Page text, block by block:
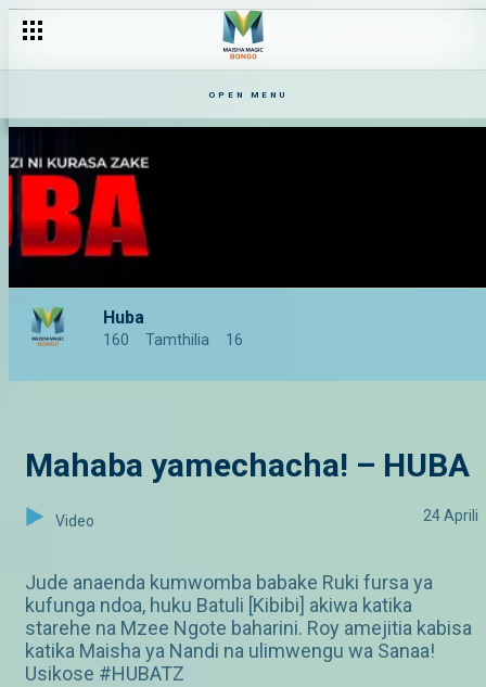
OPEN MENU
Huba
160 Tamthilia 16
Mahaba yamechacha! – HUBA
Video 24 Aprili
Jude anaenda kumwomba babake Ruki fursa ya
kufunga ndoa, huku Batuli [Kibibi] akiwa katika
starehe na Mzee Ngote baharini. Roy amejitia kabisa
katika Maisha ya Nandi na ulimwengu wa Sanaa!
Usikose #HUBATZ